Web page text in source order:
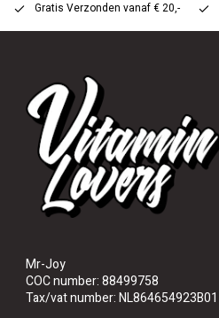
Gratis Verzonden vanaf € 20,-
Mr-Joy
COC number: 88499758
Tax/vat number: NL864654923B01